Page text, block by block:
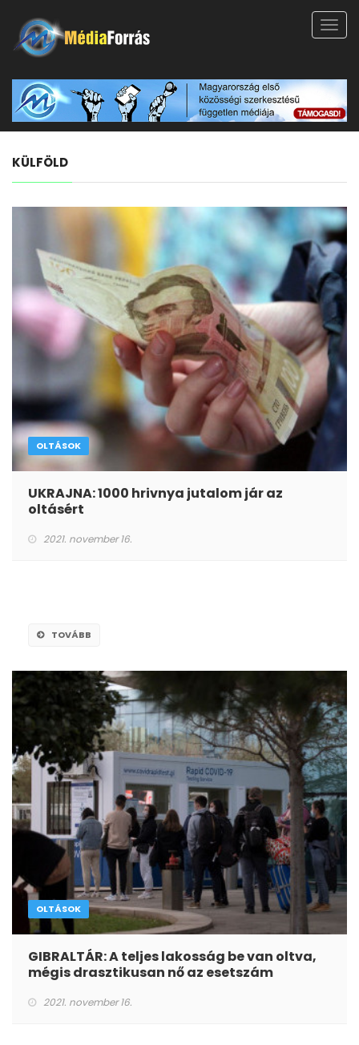
KÜLFÖLD
OLTÁSOK
UKRAJNA: 1000 hrivnya jutalom jár az
oltásért
2021. november 16.
TOVÁBB
OLTÁSOK
GIBRALTÁR: A teljes lakosság be van oltva,
mégis drasztikusan nő az esetszám
2021. november 16.